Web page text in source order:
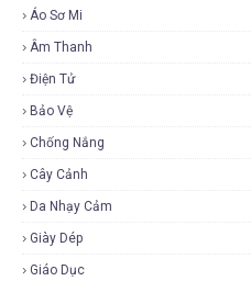
Áo Sơ Mi
Âm Thanh
Điện Tử
Bảo Vệ
Chống Nắng
Cây Cảnh
Da Nhạy Cảm
Giày Dép
Giáo Dục